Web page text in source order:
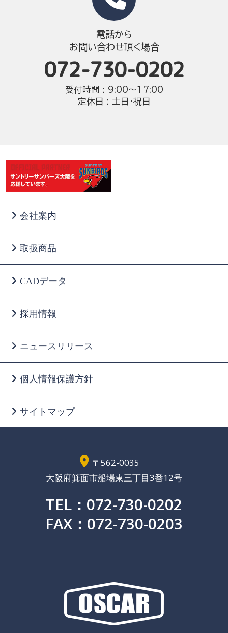
電話から
お問い合わせ頂く場合
072-730-0202
受付時間 : 9:00〜17:00
定休日 : 土日・祝日
会社案内
取扱商品
CADデータ
採用情報
ニュースリリース
個人情報保護方針
サイトマップ
〒562-0035
大阪府箕面市船場東三丁目3番12号
TEL：072-730-0202
FAX：072-730-0203